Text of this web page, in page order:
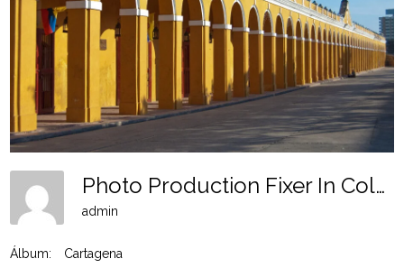
Photo Production Fixer In Colombia - Cartagena 6
admin
Álbum:
Cartagena